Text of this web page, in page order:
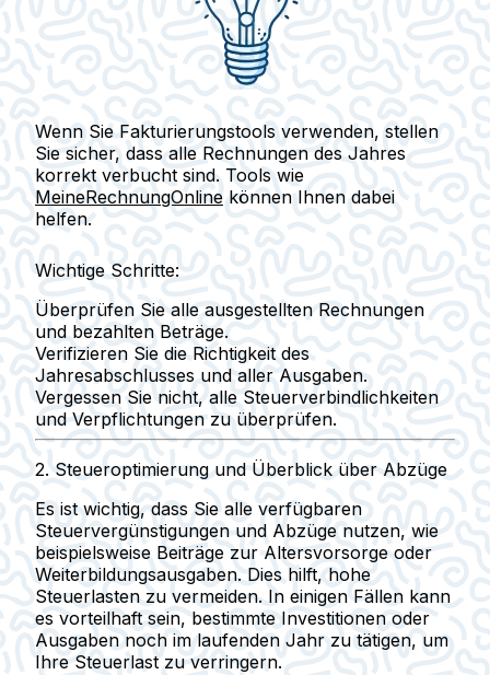
Wenn Sie Fakturierungstools verwenden, stellen
Sie sicher, dass alle Rechnungen des Jahres
korrekt verbucht sind. Tools wie
MeineRechnungOnline können Ihnen dabei
helfen.
Wichtige Schritte:
Überprüfen Sie alle ausgestellten Rechnungen
und bezahlten Beträge.
Verifizieren Sie die Richtigkeit des
Jahresabschlusses und aller Ausgaben.
Vergessen Sie nicht, alle Steuerverbindlichkeiten
und Verpflichtungen zu überprüfen.
2. Steueroptimierung und Überblick über Abzüge
Es ist wichtig, dass Sie alle verfügbaren
Steuervergünstigungen und Abzüge nutzen, wie
beispielsweise Beiträge zur Altersvorsorge oder
Weiterbildungsausgaben. Dies hilft, hohe
Steuerlasten zu vermeiden. In einigen Fällen kann
es vorteilhaft sein, bestimmte Investitionen oder
Ausgaben noch im laufenden Jahr zu tätigen, um
Ihre Steuerlast zu verringern.